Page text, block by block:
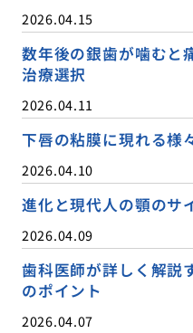
2026.04.15
数年後の銀歯が噛むと
治療選択
2026.04.11
下唇の粘膜に現れる様
2026.04.10
進化と現代人の顎のサ
2026.04.09
歯科医師が詳しく解説
のポイント
2026.04.07